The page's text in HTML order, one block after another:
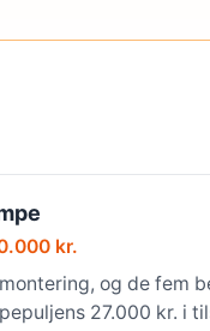
kr.
og de fem
27.000 kr. i